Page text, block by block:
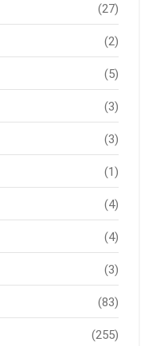
(27)
(2)
(5)
(3)
(3)
(1)
(4)
(4)
(3)
(83)
(255)